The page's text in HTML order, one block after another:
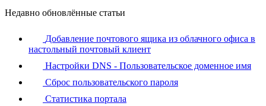
Недавно обновлённые статьи
Добавление почтового ящика из облачного офиса в
настольный почтовый клиент
Настройки DNS - Пользовательское доменное имя
Сброс пользовательского пароля
Статистика портала